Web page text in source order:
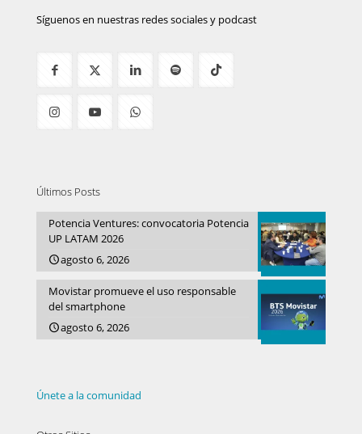
Síguenos en nuestras redes sociales y podcast
Últimos Posts
Potencia Ventures: convocatoria Potencia
UP LATAM 2026
agosto 6, 2026
Movistar promueve el uso responsable
del smartphone
agosto 6, 2026
Únete a la comunidad